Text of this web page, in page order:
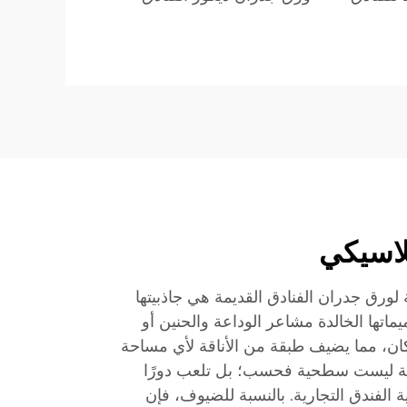
جدران الفنادق القديمة هي جاذبيتها
الخالدة مشاعر الوداعة والحنين أو
مما يضيف طبقة من الأناقة لأي مساحة
ليست سطحية فحسب؛ بل تلعب دورًا
التجارية. بالنسبة للضيوف، فإن